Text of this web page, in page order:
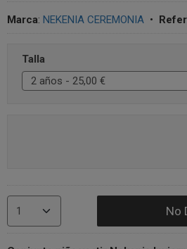
Marca: NEKENIA CEREMONIA •
Talla
No